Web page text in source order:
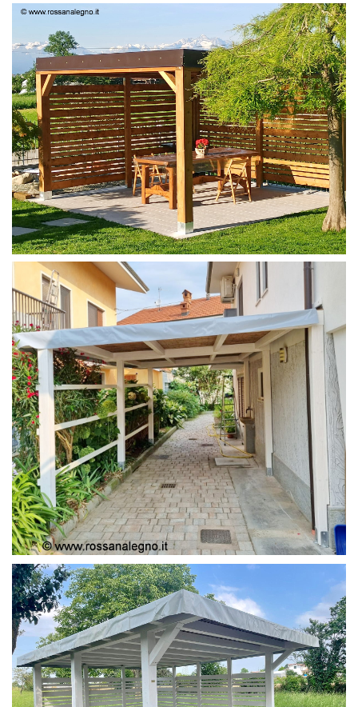
PERGOLA 4X4
PERGOLA COPERTURA MOBILE